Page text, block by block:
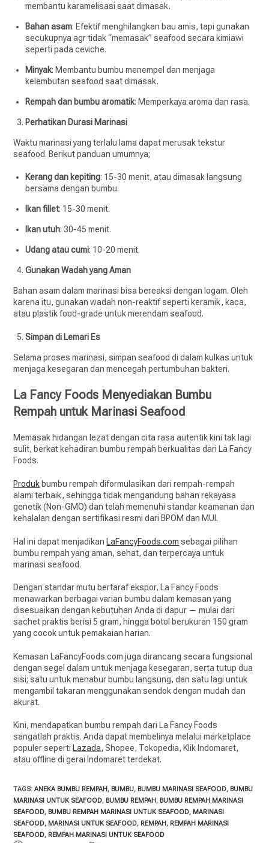
membantu karamelisasi saat dimasak.
Bahan asam: Efektif menghilangkan bau amis, tapi gunakan
secukupnya agr tidak “memasak” seafood secara kimiawi
seperti pada ceviche.
Minyak: Membantu bumbu menempel dan menjaga
kelembutan seafood saat dimasak.
Rempah dan bumbu aromatik: Memperkaya aroma dan rasa.
Perhatikan Durasi Marinasi
Waktu marinasi yang terlalu lama dapat merusak tekstur
seafood. Berikut panduan umumnya;
Kerang dan kepiting: 15-30 menit, atau dimasak langsung
bersama dengan bumbu.
Ikan fillet: 15-30 menit.
Ikan utuh: 30-45 menit.
Udang atau cumi: 10-20 menit.
Gunakan Wadah yang Aman
Bahan asam dalam marinasi bisa bereaksi dengan logam. Oleh
karena itu, gunakan wadah non-reaktif seperti keramik, kaca,
atau plastik food-grade untuk merendam seafood.
Simpan di Lemari Es
Selama proses marinasi, simpan seafood di dalam kulkas untuk
menjaga kesegaran dan mencegah pertumbuhan bakteri.
La Fancy Foods Menyediakan Bumbu
Rempah untuk Marinasi Seafood
Memasak hidangan lezat dengan cita rasa autentik kini tak lagi
sulit, berkat kehadiran bumbu rempah berkualitas dari La Fancy
Foods.
Produk bumbu rempah diformulasikan dari rempah-rempah
alami terbaik, sehingga tidak mengandung bahan rekayasa
genetik (Non-GMO) dan telah memenuhi standar keamanan dan
kehalalan dengan sertifikasi resmi dari BPOM dan MUI.
Hal ini dapat menjadikanLaFancyFoods.com sebagai pilihan
bumbu rempah yang aman, sehat, dan terpercaya untuk
marinasi seafood.
Dengan standar mutu bertaraf ekspor, La Fancy Foods
menawarkan berbagai varian bumbu dalam kemasan yang
disesuaikan dengan kebutuhan Anda di dapur — mulai dari
sachet praktis berisi 5 gram, hingga botol berukuran 150 gram
yang cocok untuk pemakaian harian.
Kemasan LaFancyFoods.com juga dirancang secara fungsional
dengan segel dalam untuk menjaga kesegaran, serta tutup dua
sisi; satu untuk menabur bumbu langsung, dan satu lagi untuk
mengambil takaran menggunakan sendok dengan mudah dan
akurat.
Kini, mendapatkan bumbu rempah dari La Fancy Foods
sangatlah praktis. Anda dapat membelinya melalui marketplace
populer seperti Lazada, Shopee, Tokopedia, Klik Indomaret,
atau offline di gerai Indomaret terdekat.
TAGS:ANEKA BUMBU REMPAH , BUMBU, BUMBU MARINASI SEAFOOD, BUMBU
MARINASI UNTUK SEAFOOD, BUMBU REMPAH , BUMBU REMPAH MARINASI
SEAFOOD, BUMBU REMPAH MARINASI UNTUK SEAFOOD, MARINASI
SEAFOOD, MARINASI UNTUK SEAFOOD, REMPAH , REMPAH MARINASI
SEAFOOD, REMPAH MARINASI UNTUK SEAFOOD